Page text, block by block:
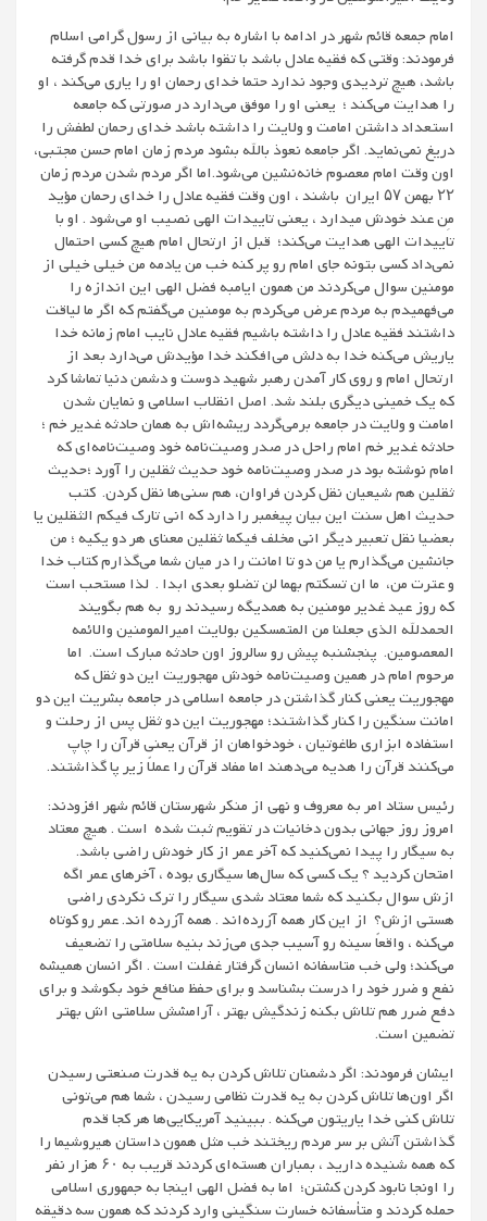
امام جمعه قائم شهر در ادامه با اشاره به بیانی از رسول گرامی اسلام
فرمودند: وقتی که فقیه عادل باشد با تقوا باشد برای خدا قدم گرفته
باشد، هیچ تردیدی وجود ندارد حتما خدای رحمان او را یاری می‌کند ، او
را هدایت می‌کند ؛ یعنی او را موفق می‌دارد در صورتی که جامعه
استعداد داشتن امامت و ولایت را داشته باشد خدای رحمان لطفش را
دریغ نمی‌نماید. اگر جامعه نعوذ بالله بشود مردم زمان امام حسن مجتبی،
اون وقت امام معصوم خانه‌نشین می‌شود.اما اگر مردم شدن مردم زمان
۲۲ بهمن ۵۷ ایران باشند ، اون وقت فقیه عادل را خدای رحمان مؤید
مِن عند خودش میدارد ، یعنی تاییدات الهی نصیب او می‌شود . او با
تاییدات الهی هدایت می‌کند؛ قبل از ارتحال امام هیچ کسی احتمال
نمی‌داد کسی بتونه جای امام رو پر کنه خب من یادمه من خیلی خیلی از
مومنین سوال می‌کردند من همون ایامبه فضل الهی این اندازه را
می‌فهمیدم به مردم عرض می‌کردم به مومنین می‌گفتم که اگر ما لیاقت
داشتند فقیه عادل را داشته باشیم فقیه عادل نایب امام زمانه خدا
یاریش می‌کنه خدا به دلش می‌افکند خدا مؤیدش می‌دارد بعد از
ارتحال امام و روی کار آمدن رهبر شهید دوست و دشمن دنیا تماشا کرد
که یک خمینی دیگری بلند شد. اصل انقلاب اسلامی و نمایان شدن
امامت و ولایت در جامعه برمی‌گردد ریشه‌اش به همان حادثه غدیر خم ؛
حادثه غدیر خم امام راحل در صدر وصیت‌نامه خود وصیت‌نامه‌ای که
امام نوشته بود در صدر وصیت‌نامه خود حدیث ثقلین را آورد ؛حدیث
ثقلین هم شیعیان نقل کردن فراوان، هم سنی‌ها نقل کردن. کتب
حدیث اهل سنت این بیان پیغمبر را دارد که انی تارک فیکم الثقلین یا
بعضیا نقل تعبیر دیگر انی مخلف فیکما ثقلین معنای هر دو یکیه ؛ من
جانشین می‌گذارم یا من دو تا امانت را در میان شما می‌گذارم کتاب خدا
و عترت من، ما ان تسکتم بهما لن تضلو بعدی ابدا . لذا مستحب است
که روز عید غدیر مومنین به همدیگه رسیدند رو به هم بگویند
الحمدلله الذی جعلنا من المتمسکین بولایت امیرالمومنین والائمه
المعصومین. پنجشنبه پیش رو سالروز اون حادثه مبارک است. اما
مرحوم امام در همین وصیت‌نامه خودش مهجوریت این دو ثقل که
مهجوریت یعنی کنار گذاشتن در جامعه اسلامی در جامعه بشریت این دو
امانت سنگین را کنار گذاشتند؛ مهجوریت این دو ثقل پس از رحلت و
استفاده ابزاری طاغوتیان ، خودخواهان از قرآن یعنی قرآن را چاپ
می‌کنند قرآن را هدیه می‌دهند اما مفاد قرآن را عملاً زیر پا گذاشتند.
رئیس ستاد امر به معروف و نهی از منکر شهرستان قائم شهر افزودند:
امروز روز جهانی بدون دخانیات در تقویم ثبت شده است . هیچ معتاد
به سیگار را پیدا نمی‌کنید که آخر عمر از کار خودش راضی باشد.
امتحان کردید ؟ یک کسی که سال‌ها سیگاری بوده ، آخرهای عمر اگه
ازش سوال بکنید که شما معتاد شدی سیگار را ترک نکردی راضی
هستی ازش؟ از این کار همه آزرده‌اند . همه آزرده اند. عمر رو کوتاه
می‌کنه ، واقعاً سینه رو آسیب جدی می‌زند بنیه سلامتی را تضعیف
می‌کند؛ ولی خب متاسفانه انسان گرفتار غفلت است . اگر انسان همیشه
نفع و ضرر خود را درست بشناسد و برای حفظ منافع خود بکوشد و برای
دفع ضرر هم تلاش بکنه زندگیش بهتر ، آرامشش سلامتی اش بهتر
تضمین است.
ایشان فرمودند: اگر دشمنان تلاش کردن به یه قدرت صنعتی رسیدن
اگر اون‌ها تلاش کردن به یه قدرت نظامی رسیدن ، شما هم می‌تونی
تلاش کنی خدا یاریتون می‌کنه . ببینید آمریکایی‌ها هر کجا قدم
گذاشتن آتش بر سر مردم ریختند خب مثل همون داستان هیروشیما را
که همه شنیده دارید ، بمباران هسته‌ای کردند قریب به ۶۰ هزار نفر
را اونجا نابود کردن کشتن؛ اما به فضل الهی اینجا به جمهوری اسلامی
حمله کردند و متأسفانه خسارت سنگینی وارد کردند که همون سه دقیقه